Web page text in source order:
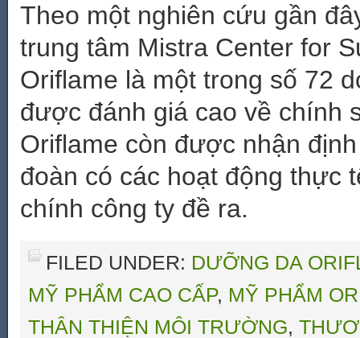
Theo một nghiên cứu gần
trung tâm Mistra Center for
Oriflame là một trong số 72
được đánh giá cao về chính
Oriflame còn được nhận
đoàn có các hoạt động thực
chính công ty đề ra.
FILED UNDER: DƯỠNG DA
MỸ PHẨM CAO CẤP, MỸ PHẨM
THÂN THIỆN MÔI TRƯỜNG,